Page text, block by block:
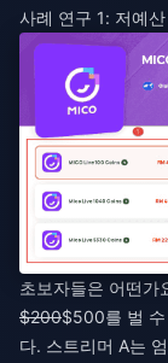
사례 연구 1: 저예
초보자들은 어떤가
$200$500를 벌 수
다. 스트리머 A는